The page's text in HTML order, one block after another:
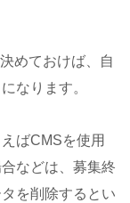
めておけば、自
なります。
ばCMSを使用
などは、募集終
を削除するとい